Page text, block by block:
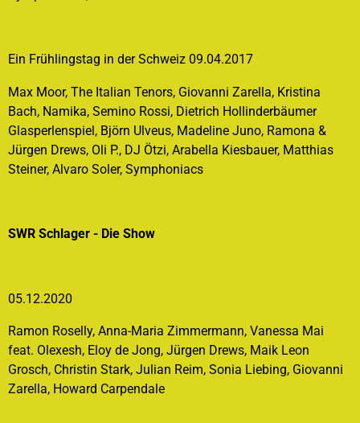
Ein Frühlingstag in der Schweiz 09.04.2017
Max Moor, The Italian Tenors, Giovanni Zarella, Kristina
Bach, Namika, Semino Rossi, Dietrich Hollinderbäumer
Glasperlenspiel, Björn Ulveus, Madeline Juno, Ramona &
Jürgen Drews, Oli P., DJ Ötzi, Arabella Kiesbauer, Matthias
Steiner, Alvaro Soler, Symphoniacs
SWR Schlager - Die Show
05.12.2020
Ramon Roselly, Anna-Maria Zimmermann, Vanessa Mai
feat. Olexesh, Eloy de Jong, Jürgen Drews, Maik Leon
Grosch, Christin Stark, Julian Reim, Sonia Liebing, Giovanni
Zarella, Howard Carpendale